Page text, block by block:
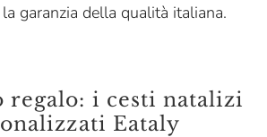
garanzia della qualità italiana.
regalo: i cesti natalizi
Eataly